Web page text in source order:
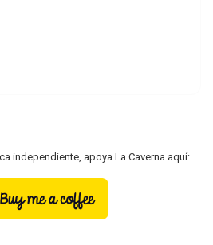
independiente, apoya La Caverna aquí: